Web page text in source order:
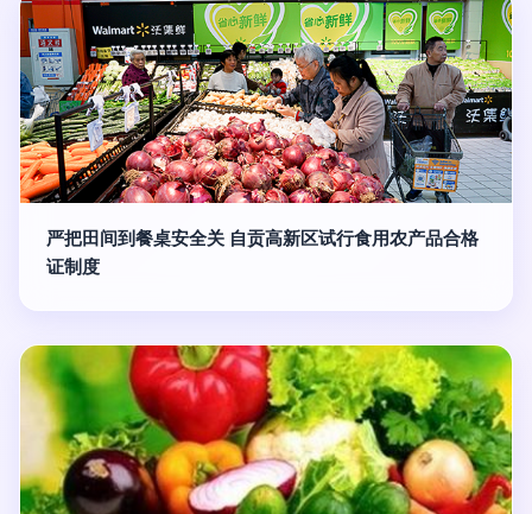
严把田间到餐桌安全关 自贡高新区试行食用农产品合格
证制度